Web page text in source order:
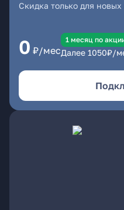
Скидка только для новых
0 ₽/мес
1 месяц по
Далее 1050₽/